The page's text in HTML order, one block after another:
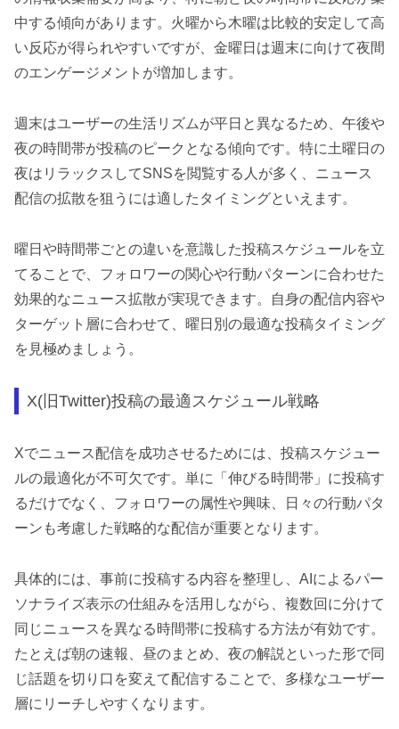
中する傾向があります。火曜から木曜は比較的安定して高
い反応が得られやすいですが、金曜日は週末に向けて夜間
のエンゲージメントが増加します。
週末はユーザーの生活リズムが平日と異なるため、午後や
夜の時間帯が投稿のピークとなる傾向です。特に土曜日の
夜はリラックスしてSNSを閲覧する人が多く、ニュース
配信の拡散を狙うには適したタイミングといえます。
曜日や時間帯ごとの違いを意識した投稿スケジュールを立
てることで、フォロワーの関心や行動パターンに合わせた
効果的なニュース拡散が実現できます。自身の配信内容や
ターゲット層に合わせて、曜日別の最適な投稿タイミング
を見極めましょう。
X(旧Twitter)投稿の最適スケジュール戦略
Xでニュース配信を成功させるためには、投稿スケジュー
ルの最適化が不可欠です。単に「伸びる時間帯」に投稿す
るだけでなく、フォロワーの属性や興味、日々の行動パタ
ーンも考慮した戦略的な配信が重要となります。
具体的には、事前に投稿する内容を整理し、AIによるパー
ソナライズ表示の仕組みを活用しながら、複数回に分けて
同じニュースを異なる時間帯に投稿する方法が有効です。
たとえば朝の速報、昼のまとめ、夜の解説といった形で同
じ話題を切り口を変えて配信することで、多様なユーザー
層にリーチしやすくなります。